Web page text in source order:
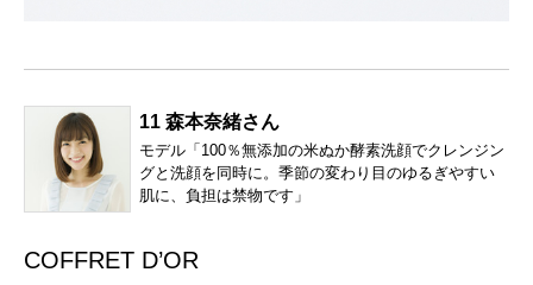
11 森本奈緒さん
モデル「100％無添加の米ぬか酵素洗顔でクレンジン
グと洗顔を同時に。季節の変わり目のゆるぎやすい
肌に、負担は禁物です」
COFFRET D’OR